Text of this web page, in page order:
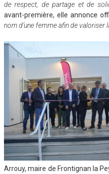
de respect, de partage et de
avant-première, elle annonce
nom d’une femme afin de
Arrouy, maire de Frontignan la